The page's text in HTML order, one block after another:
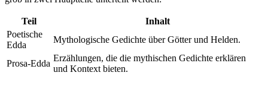
Teil
Inhalt
Poetische
Edda
Mythologische Gedichte über Götter und Helden.
Prosa-Edda
Erzählungen, die die mythischen Gedichte erklären
und Kontext bieten.